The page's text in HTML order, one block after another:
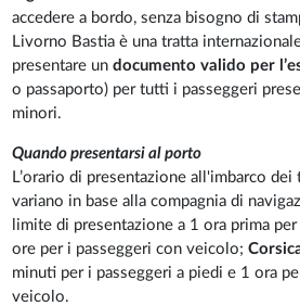
accedere a bordo, senza bisogno di
Livorno Bastia è una tratta
presentare un documento valido per
o passaporto) per tutti i passeggeri
minori.
Quando presentarsi al porto
L’orario di presentazione all'imbarco
variano in base alla compagnia di
limite di presentazione a 1 ora prima
ore per i passeggeri con veicolo;
minuti per i passeggeri a piedi e 1 ora
veicolo.